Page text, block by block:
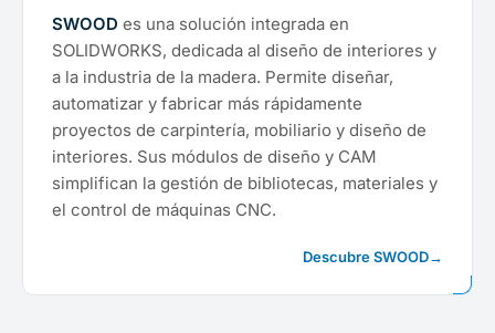
SWOOD es una solución integrada en
SOLIDWORKS, dedicada al diseño de interiores y
a la industria de la madera. Permite diseñar,
automatizar y fabricar más rápidamente
proyectos de carpintería, mobiliario y diseño de
interiores. Sus módulos de diseño y CAM
simplifican la gestión de bibliotecas, materiales y
el control de máquinas CNC.
Descubre SWOOD→